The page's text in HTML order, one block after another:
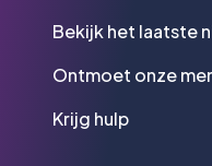
Bekijk het laatste
Ontmoet onze
Krijg hulp